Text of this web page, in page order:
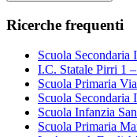
Ricerche frequenti
Scuola Secondaria
I.C. Statale Pirri 1
Scuola Primaria
Scuola
Scuola Infanzia
Scuola Primaria